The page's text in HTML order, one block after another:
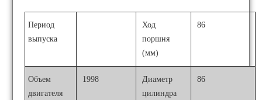
Период
выпуска
Ход
поршня
(мм)
86
Объем
двигателя
1998
Диаметр
цилиндра
86